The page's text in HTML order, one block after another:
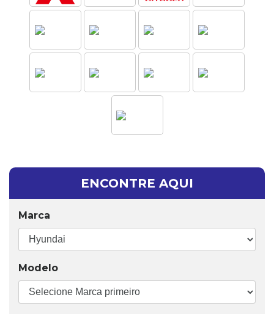
ENCONTRE AQUI
Marca
Modelo